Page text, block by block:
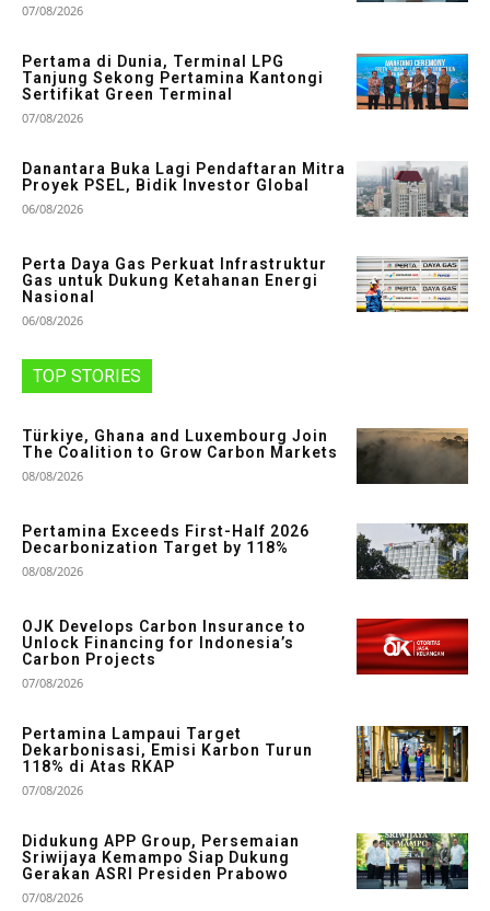
07/08/2026
Pertama di Dunia, Terminal LPG
Tanjung Sekong Pertamina Kantongi
Sertifikat Green Terminal
07/08/2026
Danantara Buka Lagi Pendaftaran Mitra
Proyek PSEL, Bidik Investor Global
06/08/2026
Perta Daya Gas Perkuat Infrastruktur
Gas untuk Dukung Ketahanan Energi
Nasional
06/08/2026
TOP STORIES
Türkiye, Ghana and Luxembourg Join
The Coalition to Grow Carbon Markets
08/08/2026
Pertamina Exceeds First-Half 2026
Decarbonization Target by 118%
08/08/2026
OJK Develops Carbon Insurance to
Unlock Financing for Indonesia’s
Carbon Projects
07/08/2026
Pertamina Lampaui Target
Dekarbonisasi, Emisi Karbon Turun
118% di Atas RKAP
07/08/2026
Didukung APP Group, Persemaian
Sriwijaya Kemampo Siap Dukung
Gerakan ASRI Presiden Prabowo
07/08/2026